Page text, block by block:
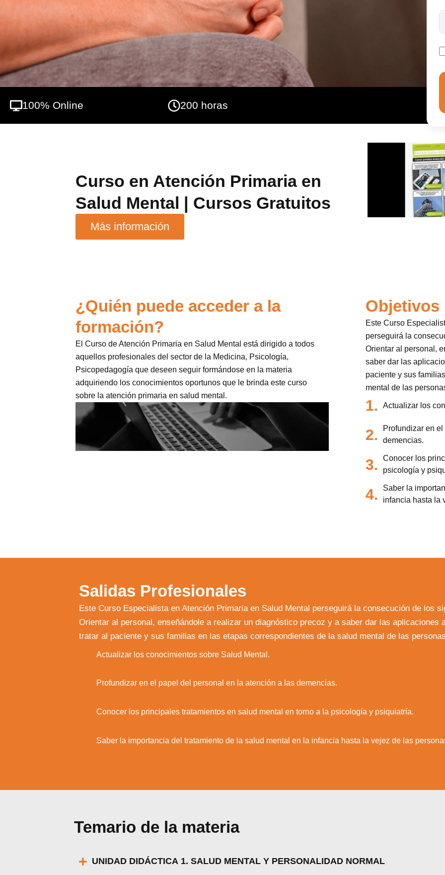
100% Online 200 horas
Curso en Atención Primaria en
Salud Mental | Cursos Gratuitos
Más información
¿Quién puede acceder a la
formación?
El Curso de Atención Primaria en Salud Mental está dirigido a todos
aquellos profesionales del sector de la Medicina, Psicología,
Psicopedagogía que deseen seguir formándose en la materia
adquiriendo los conocimientos oportunos que le brinda este curso
sobre la atención primaria en salud mental.
Objetivos
Este Curso
perseguirá la
Orientar al personal,
saber dar las
paciente y sus
mental de las
1. Actualizar los
2.
Profundizar en
demencias.
3.
Conocer los
psicología y
4.
Saber la
infancia hasta la
Salidas Profesionales
Este Curso Especialista en Atención Primaria en Salud Mental perseguirá la consecución de los
Orientar al personal, enseñándole a realizar un diagnóstico precoz y a saber dar las aplicaciones
tratar al paciente y sus familias en las etapas correspondientes de la salud mental de las
Actualizar los conocimientos sobre Salud Mental.
Profundizar en el papel del personal en la atención a las demencias.
Conocer los principales tratamientos en salud mental en torno a la psicología y psiquiatría.
Saber la importancia del tratamiento de la salud mental en la infancia hasta la vejez de las
Temario de la materia
UNIDAD DIDÁCTICA 1. SALUD MENTAL Y PERSONALIDAD NORMAL